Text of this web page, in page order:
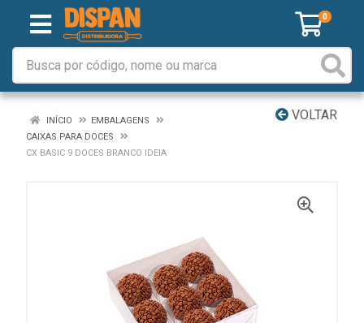
0
VOLTAR
INÍCIO
EMBALAGENS
CAIXAS PARA DOCES
CX BASIC 9 DOCES BRANCO IDEIA